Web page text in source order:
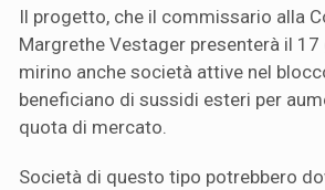
Il progetto, che il commissario alla
Margrethe Vestager presenterà il
mirino anche società attive nel
beneficiano di sussidi esteri per
quota di mercato.
Società di questo tipo potrebbero